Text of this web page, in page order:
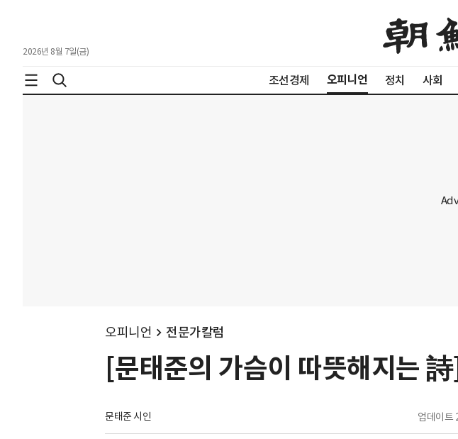
2026년 8월 7일(금)
조선경제 오피니언 정치 사회
오피니언 전문가칼럼
[문태준의 가슴이 따뜻해지는
문태준 시인 업데이트